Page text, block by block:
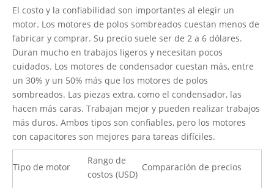
El costo y la confiabilidad son importantes al elegir un
motor. Los motores de polos sombreados cuestan menos de
fabricar y comprar. Su precio suele ser de 2 a 6 dólares.
Duran mucho en trabajos ligeros y necesitan pocos
cuidados. Los motores de condensador cuestan más, entre
un 30% y un 50% más que los motores de polos
sombreados. Las piezas extra, como el condensador, las
hacen más caras. Trabajan mejor y pueden realizar trabajos
más duros. Ambos tipos son confiables, pero los motores
con capacitores son mejores para tareas difíciles.
Tipo de motor
Rango de
costos (USD)
Comparación de precios